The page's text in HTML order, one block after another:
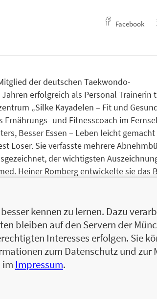
Facebook
der deutschen Taekwondo-
erfolgreich als Personal Trainerin
„Silke Kayadelen – Fit und
und Fitnesscoach im
Besser Essen – Leben leicht
Loser. Sie verfasste mehrere
der wichtigsten
Heiner Romberg entwickelte sie das
der deutschen Taekwondo-
erfolgreich als Personal Trainerin
active4fun in Essen. In den
Fitnesscoach im Fernsehen zu sehen,
Leben leicht gemacht und der
kennen zu lernen. Dazu
bleiben auf den Servern der
Interesses erfolgen. Sie
zum Datenschutz und zur
im Impressum.